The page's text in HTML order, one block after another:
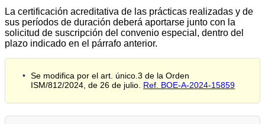
La certificación acreditativa de las prácticas realizadas y de
sus períodos de duración deberá aportarse junto con la
solicitud de suscripción del convenio especial, dentro del
plazo indicado en el párrafo anterior.
Se modifica por el art. único.3 de la Orden
ISM/812/2024, de 26 de julio. Ref. BOE-A-2024-15859